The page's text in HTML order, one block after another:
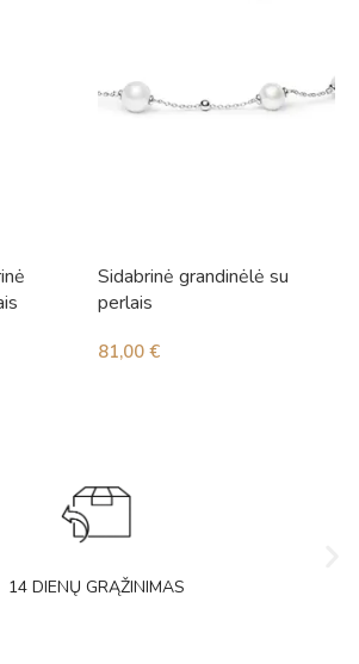
Sidabrinė grandinėlė su
perlais
81,00 €
14 DIENŲ GRĄŽINIMAS